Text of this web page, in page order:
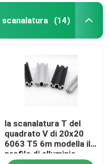
scanalatura (14)
la scanalatura T del
quadrato V di 20x20
6063 T5 6m modella il
profilo di alluminio